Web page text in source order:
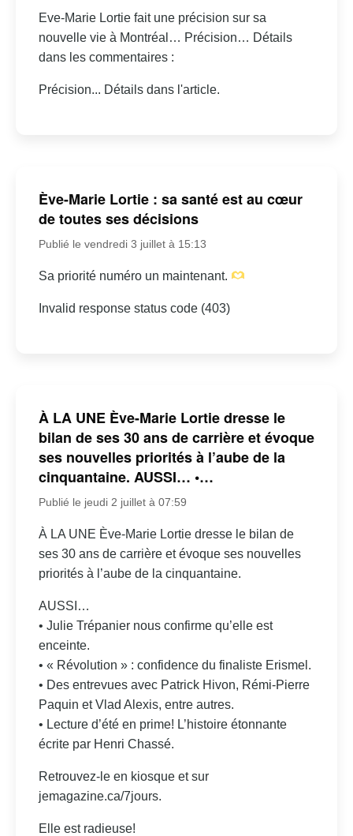
Eve-Marie Lortie fait une précision sur sa
nouvelle vie à Montréal… Précision… Détails
dans les commentaires :
Précision... Détails dans l'article.
Ève-Marie Lortie : sa santé est au cœur
de toutes ses décisions
Publié le vendredi 3 juillet à 15:13
Sa priorité numéro un maintenant.
Invalid response status code (403)
À LA UNE Ève-Marie Lortie dresse le
bilan de ses 30 ans de carrière et évoque
ses nouvelles priorités à l’aube de la
cinquantaine. AUSSI… •…
Publié le jeudi 2 juillet à 07:59
À LA UNE Ève-Marie Lortie dresse le bilan de
ses 30 ans de carrière et évoque ses nouvelles
priorités à l’aube de la cinquantaine.
AUSSI…
• Julie Trépanier nous confirme qu’elle est
enceinte.
• « Révolution » : confidence du finaliste Erismel.
• Des entrevues avec Patrick Hivon, Rémi-Pierre
Paquin et Vlad Alexis, entre autres.
• Lecture d’été en prime! L’histoire étonnante
écrite par Henri Chassé.
Retrouvez-le en kiosque et sur
jemagazine.ca/7jours.
Elle est radieuse!